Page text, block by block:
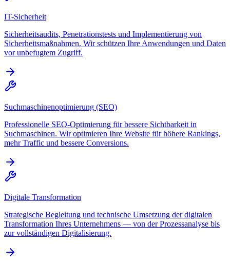
IT-Sicherheit
Sicherheitsaudits, Penetrationstests und Implementierung von
Sicherheitsmaßnahmen. Wir schützen Ihre Anwendungen und Daten
vor unbefugtem Zugriff.
Suchmaschinenoptimierung (SEO)
Professionelle SEO-Optimierung für bessere Sichtbarkeit in
Suchmaschinen. Wir optimieren Ihre Website für höhere Rankings,
mehr Traffic und bessere Conversions.
Digitale Transformation
Strategische Begleitung und technische Umsetzung der digitalen
Transformation Ihres Unternehmens — von der Prozessanalyse bis
zur vollständigen Digitalisierung.